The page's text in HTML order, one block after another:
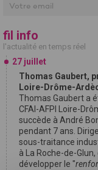
fil info
l'actualité en temps réel
27 juillet
Thomas Gaubert,
Loire-Drôme-
Thomas Gaubert a
CFAI-AFPI Loire-
succède à André
pendant 7 ans.
sous-traitance
à La Roche-de-
développer le "